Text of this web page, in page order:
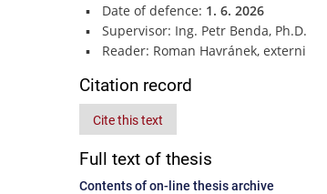
Date of defence: 1. 6. 2026
Supervisor: Ing. Petr Benda, Ph.D.
Reader: Roman Havránek, externi
Citation record
Cite this text
Full text of thesis
Contents of on-line thesis archive